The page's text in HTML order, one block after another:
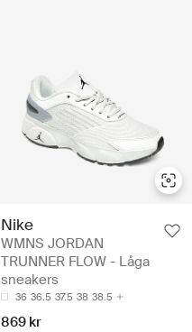
Nike
WMNS JORDAN
TRUNNER FLOW - Låga
sneakers
36 36.5 37.5 38 38.5
869 kr